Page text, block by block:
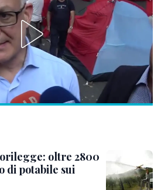
oltre 2800
di potabile sui